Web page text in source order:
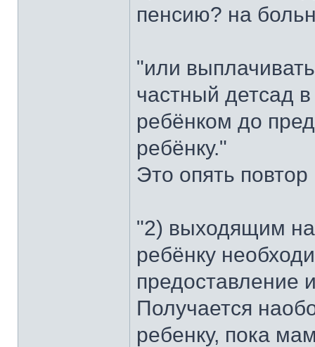
пенсию? на
"или
частный детсад
ребёнком до
ребёнку."
Это опять повтор
"2) выходящим на
ребёнку
предоставление
Получается
ребенку, пока